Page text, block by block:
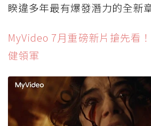
睽違多年最有爆發潛力的全新
MyVideo 7月重磅新片搶先看
健領軍